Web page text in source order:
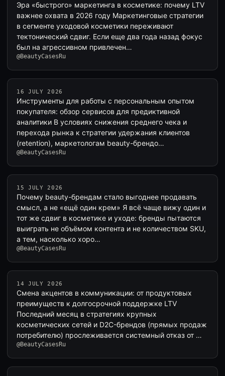
Эра «быстрого» маркетинга в косметике: почему LTV
важнее охвата в 2026 году Маркетинговые стратегии
в сегменте уходовой косметики переживают
тектонический сдвиг. Если еще два года назад фокус
был на агрессивном привлечен…
@BeautyCasesRu
16 JULY 2026
Инструменты для работы с персональным опытом
покупателя: обзор сервисов для предиктивной
аналитики В условиях снижения среднего чека и
перехода рынка к стратегии удержания клиентов
(retention), маркетологам beauty-брендо…
@BeautyCasesRu
15 JULY 2026
Почему beauty-брендам стало выгоднее продавать
смысл, а не «ещё один крем» Я всё чаще вижу один и
тот же сдвиг в косметике и уходе: бренды пытаются
выиграть не объёмом контента и не количеством SKU,
а тем, насколько хоро…
@BeautyCasesRu
14 JULY 2026
Смена акцентов в коммуникации: от продуктовых
преимуществ к долгосрочной поддержке LTV
Последний месяц в стратегиях крупных
косметических сетей и D2C-брендов (прямых продаж
потребителю) прослеживается системный отказ от …
@BeautyCasesRu